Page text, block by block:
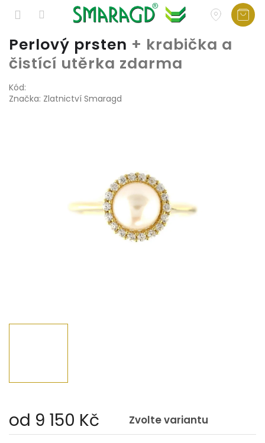
Přejít
obsah
Perlový prsten + krabička a
čistící utěrka zdarma
Kód:
Značka: Zlatnictví Smaragd
od 9 150 Kč Zvolte variantu